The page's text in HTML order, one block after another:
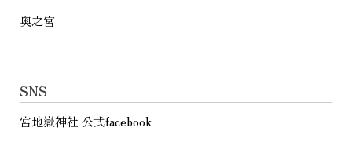
奥之宮
SNS
宮地嶽神社 公式facebook